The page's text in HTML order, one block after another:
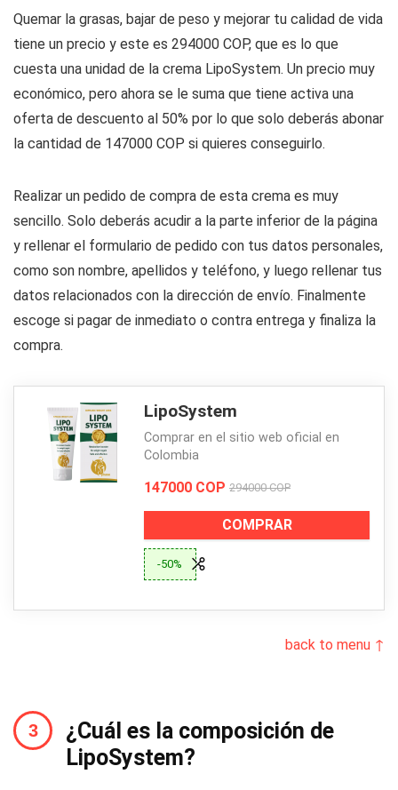
Quemar la grasas, bajar de peso y mejorar tu calidad de vida
tiene un precio y este es 294000 COP, que es lo que
cuesta una unidad de la crema LipoSystem. Un precio muy
económico, pero ahora se le suma que tiene activa una
oferta de descuento al 50% por lo que solo deberás abonar
la cantidad de 147000 COP si quieres conseguirlo.
Realizar un pedido de compra de esta crema es muy
sencillo. Solo deberás acudir a la parte inferior de la página
y rellenar el formulario de pedido con tus datos personales,
como son nombre, apellidos y teléfono, y luego rellenar tus
datos relacionados con la dirección de envío. Finalmente
escoge si pagar de inmediato o contra entrega y finaliza la
compra.
LipoSystem
Comprar en el sitio web oficial en
Colombia
147000 COP 294000 COP
COMPRAR
-50%
back to menu ↑
¿Cuál es la composición de
LipoSystem?